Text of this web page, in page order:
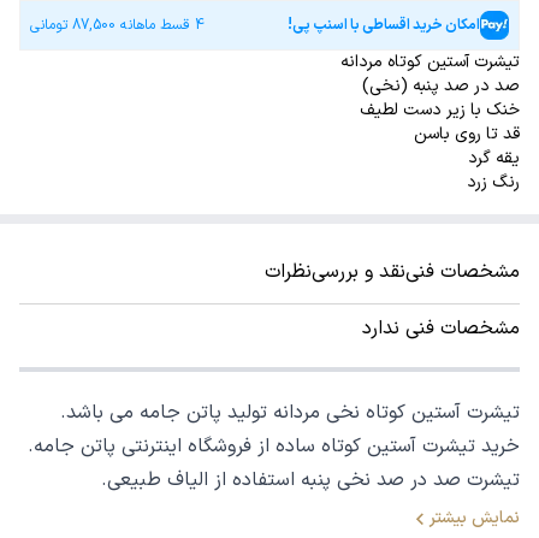
امکان خرید اقساطی با اسنپ پی! 4 قسط ماهانه 87,500 تومانی
تیشرت آستین کوتاه مردانه
صد در صد پنبه (نخی)
خنک با زیر دست لطیف
قد تا روی باسن
یقه گرد
رنگ زرد
مشخصات فنینقد و بررسینظرات
مشخصات فنی ندارد
تیشرت آستین کوتاه نخی مردانه تولید پاتن جامه می باشد.
خرید تیشرت آستین کوتاه ساده از فروشگاه اینترنتی پاتن جامه.
تیشرت صد در صد نخی پنبه استفاده از الیاف طبیعی.
نمایش بیشتر